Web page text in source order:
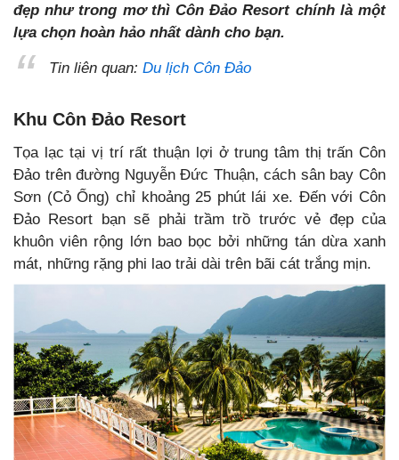
đẹp như trong mơ thì Côn Đảo Resort chính là một
lựa chọn hoàn hảo nhất dành cho bạn.
Tin liên quan: Du lịch Côn Đảo
Khu Côn Đảo Resort
Tọa lạc tại vị trí rất thuận lợi ở trung tâm thị trấn Côn
Đảo trên đường Nguyễn Đức Thuận, cách sân bay Côn
Sơn (Cỏ Ống) chỉ khoảng 25 phút lái xe. Đến với Côn
Đảo Resort bạn sẽ phải trầm trồ trước vẻ đẹp của
khuôn viên rộng lớn bao bọc bởi những tán dừa xanh
mát, những rặng phi lao trải dài trên bãi cát trắng mịn.